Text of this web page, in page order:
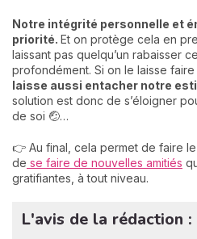
Notre intégrité personnelle et
priorité. Et on protège cela en
laissant pas quelqu’un rabaisser
profondément. Si on le laisse
laisse aussi entacher notre
solution est donc de s’éloigner
de soi 🤕…
👉 Au final, cela permet de faire
de se faire de nouvelles amitiés
gratifiantes, à tout niveau.
L'avis de la rédaction :